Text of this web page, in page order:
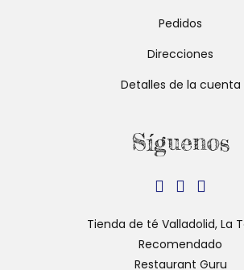
Pedidos
Direcciones
Detalles de la cuenta
Síguenos
abre
en
una
abre
en
una
abre
en
una
Tienda de té Valladolid, La
Recomendado
Restaurant Guru